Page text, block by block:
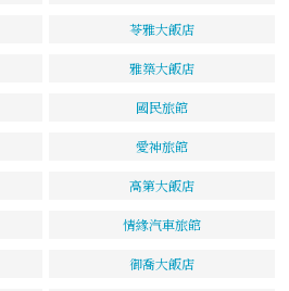
苓雅大飯店
雅築大飯店
國民旅館
愛神旅館
高第大飯店
情緣汽車旅館
御喬大飯店